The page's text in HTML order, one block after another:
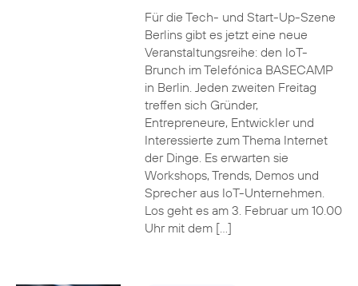
Für die Tech- und Start-Up-Szene
Berlins gibt es jetzt eine neue
Veranstaltungsreihe: den IoT-
Brunch im Telefónica BASECAMP
in Berlin. Jeden zweiten Freitag
treffen sich Gründer,
Entrepreneure, Entwickler und
Interessierte zum Thema Internet
der Dinge. Es erwarten sie
Workshops, Trends, Demos und
Sprecher aus IoT-Unternehmen.
Los geht es am 3. Februar um 10.00
Uhr mit dem […]